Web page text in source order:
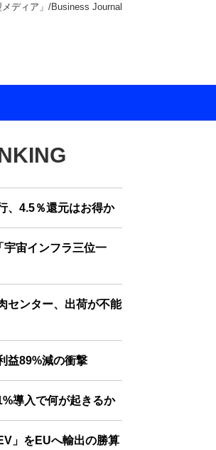
ディア」/Business Journal
、4.5％還元はお得か
宇宙インフラ三位一
センター、出荷が不能
益89%減の衝撃
導入で何が起きるか
」をEUへ輸出の勝算
JOURNAL
JOURNAL
JOURNAL